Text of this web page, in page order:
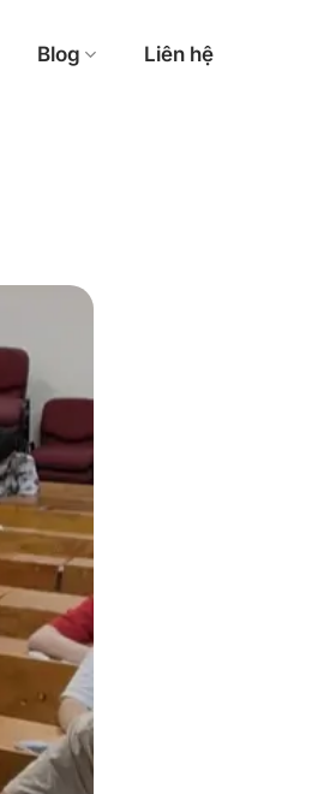
Blog Liên hệ